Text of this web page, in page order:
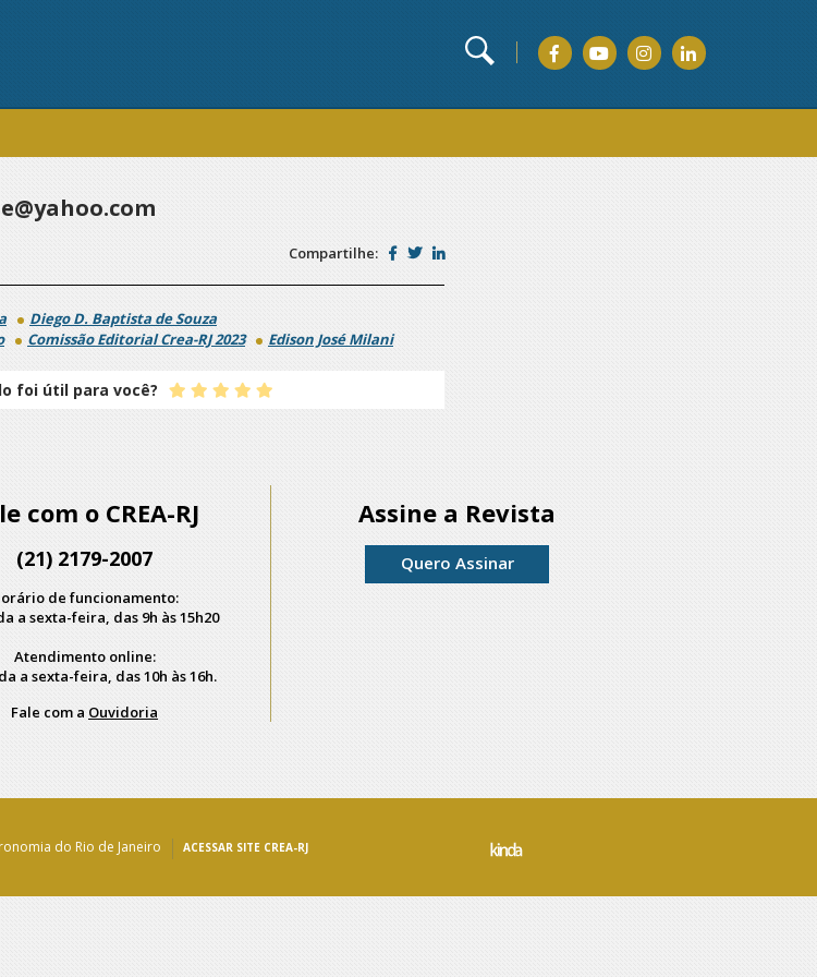
Compartilhe:
Diego D. Baptista de Souza
Comissão Editorial Crea-RJ 2023 Edison José Milani
foi útil para você?
com o CREA-RJ
(21) 2179-2007
de funcionamento:
a sexta-feira, das 9h às 15h20
Atendimento online:
a sexta-feira, das 10h às 16h.
Fale com a Ouvidoria
Assine a Revista
Quero Assinar
do Rio de Janeiro ACESSAR SITE CREA-RJ